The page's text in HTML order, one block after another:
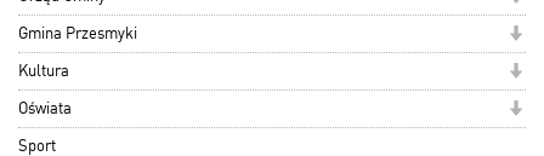
Gmina Przesmyki
Kultura
Oświata
Sport